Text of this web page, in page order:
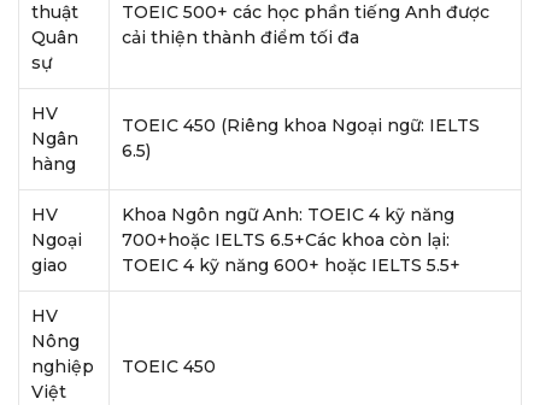
thuật
Quân
sự
TOEIC 500+ các học phần tiếng Anh được
cải thiện thành điểm tối đa
HV
Ngân
hàng
TOEIC 450 (Riêng khoa Ngoại ngữ: IELTS
6.5)
HV
Ngoại
giao
Khoa Ngôn ngữ Anh: TOEIC 4 kỹ năng
700+hoặc IELTS 6.5+Các khoa còn lại:
TOEIC 4 kỹ năng 600+ hoặc IELTS 5.5+
HV
Nông
nghiệp
Việt
TOEIC 450